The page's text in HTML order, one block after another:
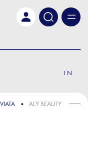
EN
ALY BEAUTY